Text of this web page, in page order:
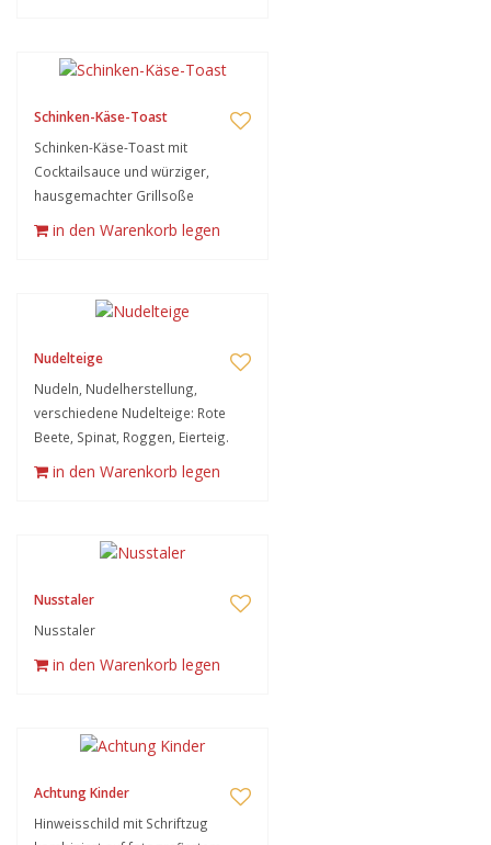
Schinken-Käse-Toast
Schinken-Käse-Toast mit
Cocktailsauce und würziger,
hausgemachter Grillsoße
in den Warenkorb legen
Nudelteige
Nudeln, Nudelherstellung,
verschiedene Nudelteige: Rote
Beete, Spinat, Roggen, Eierteig.
in den Warenkorb legen
Nusstaler
Nusstaler
in den Warenkorb legen
Achtung Kinder
Hinweisschild mit Schriftzug